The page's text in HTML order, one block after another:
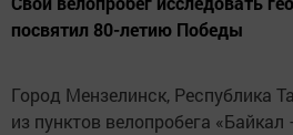
посвятил 80-летию Победы
Город Мензелинск, Республика
из пунктов велопробега